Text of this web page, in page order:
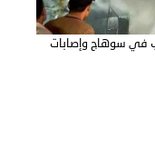
في سوهاج وإصابات